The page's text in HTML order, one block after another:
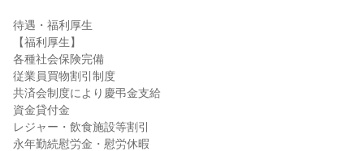
待遇・福利厚生
【福利厚生】
各種社会保険完備
従業員買物割引制度
共済会制度により慶弔金支給
資金貸付金
レジャー・飲食施設等割引
永年勤続慰労金・慰労休暇